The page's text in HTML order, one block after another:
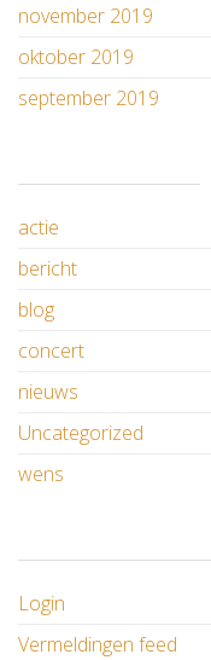
november 2019
oktober 2019
september 2019
actie
bericht
blog
concert
nieuws
Uncategorized
wens
Login
Vermeldingen feed